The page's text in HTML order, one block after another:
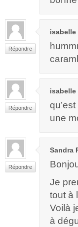
Répondre
isabelle
Répondre
isabelle
une
Répondre
Sandra
Je
tout à
Voilà
à